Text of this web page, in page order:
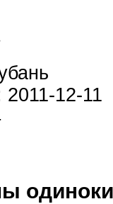
2011-12-11